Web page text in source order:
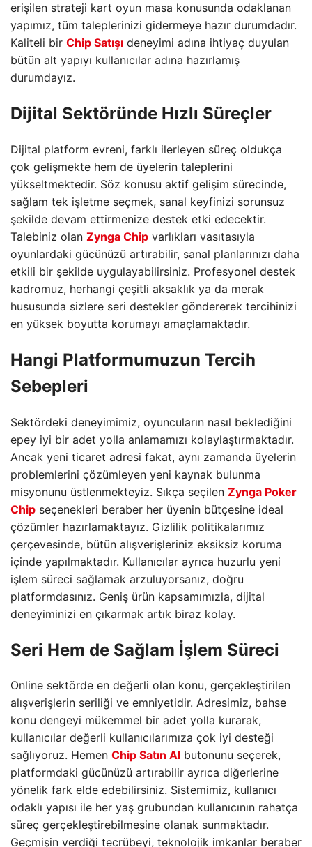
erişilen strateji kart oyun masa konusunda odaklanan
yapımız, tüm taleplerinizi gidermeye hazır durumdadır.
Kaliteli bir Chip Satışı deneyimi adına ihtiyaç duyulan
bütün alt yapıyı kullanıcılar adına hazırlamış
durumdayız.
Dijital Sektöründe Hızlı Süreçler
Dijital platform evreni, farklı ilerleyen süreç oldukça
çok gelişmekte hem de üyelerin taleplerini
yükseltmektedir. Söz konusu aktif gelişim sürecinde,
sağlam tek işletme seçmek, sanal keyfinizi sorunsuz
şekilde devam ettirmenize destek etki edecektir.
Talebiniz olan Zynga Chip varlıkları vasıtasıyla
oyunlardaki gücünüzü artırabilir, sanal planlarınızı daha
etkili bir şekilde uygulayabilirsiniz. Profesyonel destek
kadromuz, herhangi çeşitli aksaklık ya da merak
hususunda sizlere seri destekler göndererek tercihinizi
en yüksek boyutta korumayı amaçlamaktadır.
Hangi Platformumuzun Tercih
Sebepleri
Sektördeki deneyimimiz, oyuncuların nasıl beklediğini
epey iyi bir adet yolla anlamamızı kolaylaştırmaktadır.
Ancak yeni ticaret adresi fakat, aynı zamanda üyelerin
problemlerini çözümleyen yeni kaynak bulunma
misyonunu üstlenmekteyiz. Sıkça seçilen Zynga Poker
Chip seçenekleri beraber her üyenin bütçesine ideal
çözümler hazırlamaktayız. Gizlilik politikalarımız
çerçevesinde, bütün alışverişleriniz eksiksiz koruma
içinde yapılmaktadır. Kullanıcılar ayrıca huzurlu yeni
işlem süreci sağlamak arzuluyorsanız, doğru
platformdasınız. Geniş ürün kapsamımızla, dijital
deneyiminizi en çıkarmak artık biraz kolay.
Seri Hem de Sağlam İşlem Süreci
Online sektörde en değerli olan konu, gerçekleştirilen
alışverişlerin seriliği ve emniyetidir. Adresimiz, bahse
konu dengeyi mükemmel bir adet yolla kurarak,
kullanıcılar değerli kullanıcılarımıza çok iyi desteği
sağlıyoruz. Hemen Chip Satın Al butonunu seçerek,
platformdaki gücünüzü artırabilir ayrıca diğerlerine
yönelik fark elde edebilirsiniz. Sistemimiz, kullanıcı
odaklı yapısı ile her yaş grubundan kullanıcının rahatça
süreç gerçekleştirebilmesine olanak sunmaktadır.
Geçmişin verdiği tecrübeyi, teknolojik imkanlar beraber